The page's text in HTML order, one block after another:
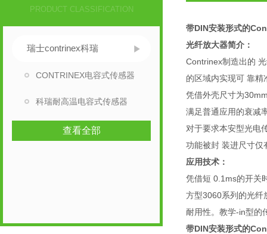
PRODUCT CLASSIFICATION
瑞士contrinex科瑞
CONTRINEX电容式传感器
科瑞耐高温电容式传感器
查看全部
带DIN安装形式的
光纤放大器简介：
Contrinex制造出的
的区域内实现可 靠精
凭借外壳尺寸为
满足普通应用的衰减
对于要求本安型光电
功能被封 装进尺寸
应用技术：
凭借短 0.1ms的开关
方型3060系列的光纤
耐用性。教学-in型的
带DIN安装形式的